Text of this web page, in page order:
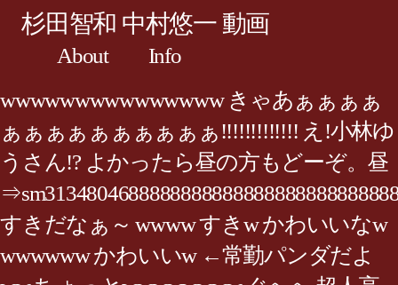
杉田智和 中村悠一 動画
About
Info
wwwwwwwwwwwwwww きゃあぁぁぁぁ
ぁぁぁぁぁぁぁぁぁぁ!!!!!!!!!!!!! え!小林ゆ
うさん!? よかったら昼の方もどーぞ。昼
すきだなぁ～ wwww すきw かわいいなw
wwwwww かわいいw ←常勤パンダだよ